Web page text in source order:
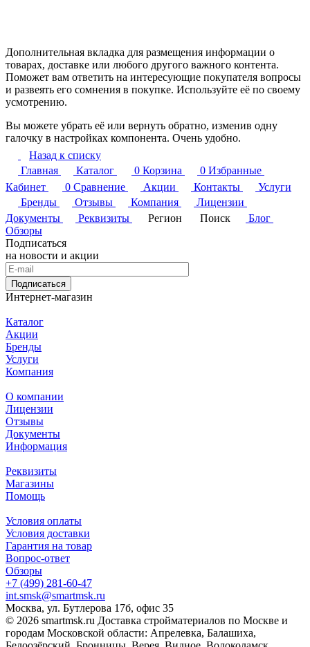
Дополнительная вкладка для размещения информации о
товарах, доставке или любого другого важного контента.
Поможет вам ответить на интересующие покупателя вопросы
и развеять его сомнения в покупке. Используйте её по своему
усмотрению.
Вы можете убрать её или вернуть обратно, изменив одну
галочку в настройках компонента. Очень удобно.
Назад к списку
Главная
Каталог 0 Корзина 0 Избранные
Кабинет
0 Сравнение Акции Контакты
Услуги
Бренды
Отзывы Компания
Лицензии
Документы
Реквизиты Регион Поиск
Блог
Обзоры
Подписаться
на новости и акции
Подписаться
Интернет-магазин
Каталог
Акции
Бренды
Услуги
Компания
О компании
Лицензии
Отзывы
Документы
Информация
Реквизиты
Магазины
Помощь
Условия оплаты
Условия доставки
Гарантия на товар
Вопрос-ответ
Обзоры
+7 (499) 281-60-47
int.smsk@smartmsk.ru
Москва, ул. Бутлерова 17б, офис 35
© 2026 smartmsk.ru Доставка стройматериалов по Москве и
городам Московской области: Апрелевка, Балашиха,